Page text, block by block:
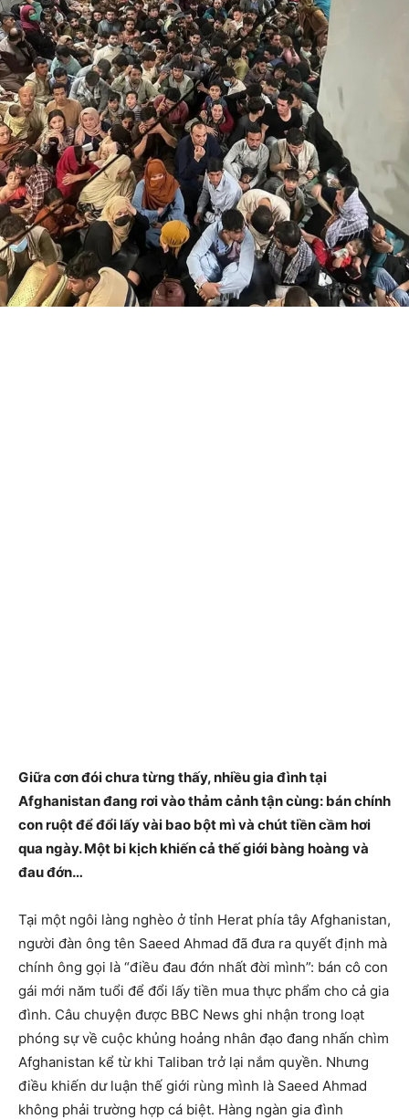
Giữa cơn đói chưa từng thấy, nhiều gia đình tại
Afghanistan đang rơi vào thảm cảnh tận cùng: bán chính
con ruột để đổi lấy vài bao bột mì và chút tiền cầm hơi
qua ngày. Một bi kịch khiến cả thế giới bàng hoàng và
đau đớn…
Tại một ngôi làng nghèo ở tỉnh Herat phía tây Afghanistan,
người đàn ông tên Saeed Ahmad đã đưa ra quyết định mà
chính ông gọi là “điều đau đớn nhất đời mình”: bán cô con
gái mới năm tuổi để đổi lấy tiền mua thực phẩm cho cả gia
đình. Câu chuyện được BBC News ghi nhận trong loạt
phóng sự về cuộc khủng hoảng nhân đạo đang nhấn chìm
Afghanistan kể từ khi Taliban trở lại nắm quyền. Nhưng
điều khiến dư luận thế giới rùng mình là Saeed Ahmad
không phải trường hợp cá biệt. Hàng ngàn gia đình